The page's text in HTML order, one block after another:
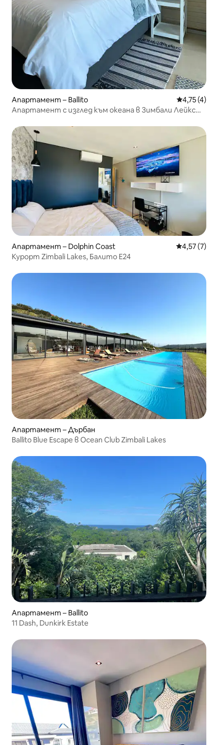
Апартамент – Ballito Средна
4,75 (4)
Апартамент с изглед към океана в Зимбали Лейкс
Апартамент – Dolphin Coast Средна
4,57 (7)
Курорт Zimbali Lakes, Балито E24
Апартамент – Дърбан
Ballito Blue Escape в Ocean Club Zimbali Lakes
Апартамент – Ballito
11 Dash, Dunkirk Estate